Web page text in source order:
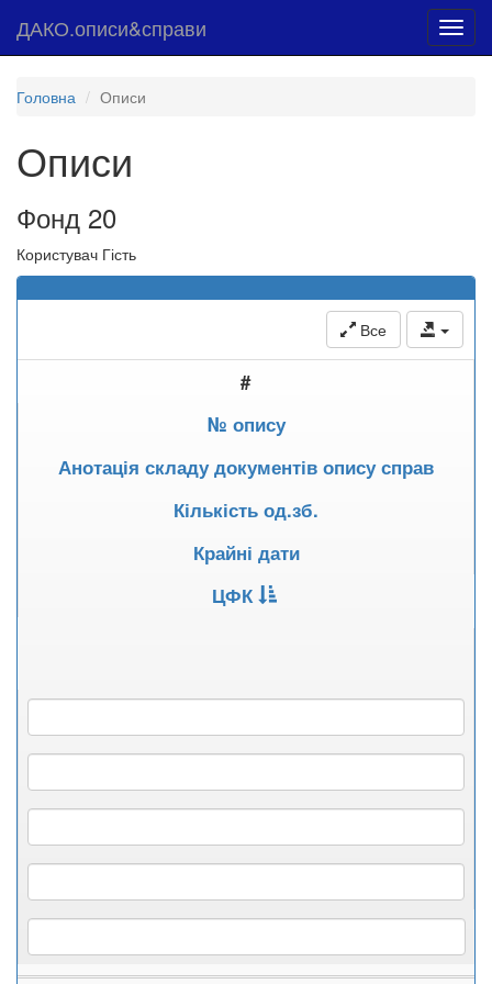
ДАКО.описи&справи
Головна Описи
Описи
Фонд 20
Користувач Гість
Все
#
№ опису
Анотація складу документів опису справ
Кількість од.зб.
Крайні дати
ЦФК